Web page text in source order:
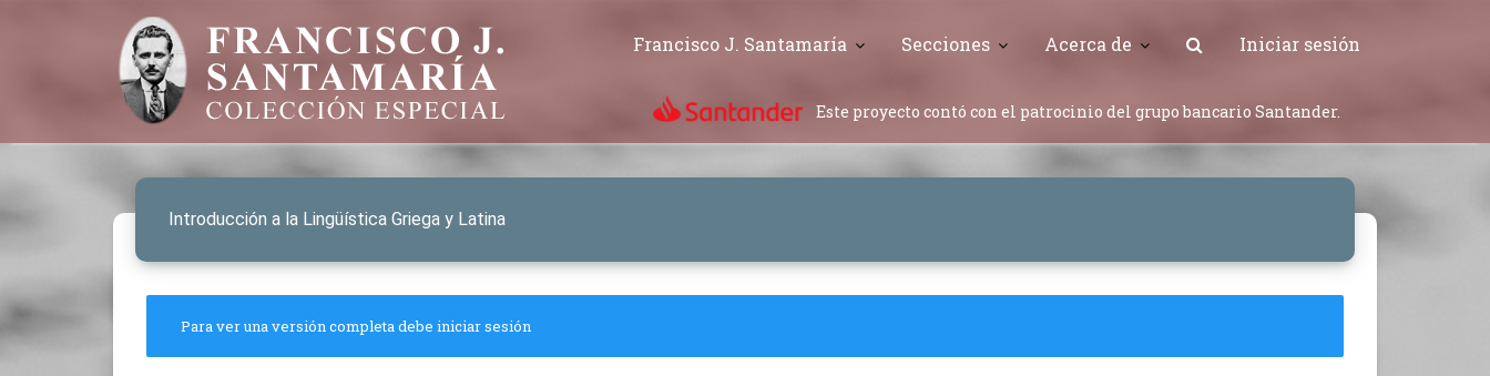
Francisco J. Santamaría Secciones Acerca de Iniciar sesión
Este proyecto contó con el patrocinio del grupo bancario Santander.
Introducción a la Lingüística Griega y Latina
Para ver una versión completa debe iniciar sesión